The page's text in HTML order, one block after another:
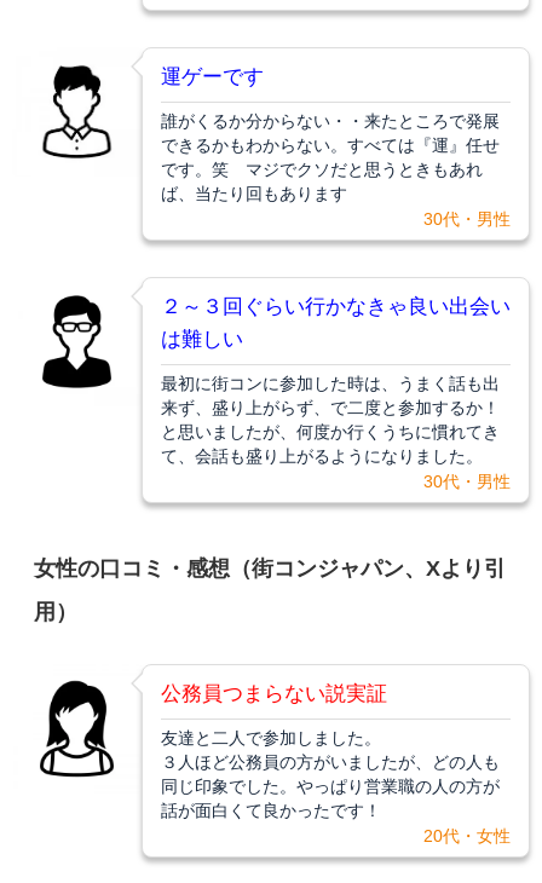
運ゲーです
誰がくるか分からない・・来たところで発展
できるかもわからない。すべては『運』任せ
です。笑 マジでクソだと思うときもあれ
ば、当たり回もあります
30代・男性
２～３回ぐらい行かなきゃ良い出会い
は難しい
最初に街コンに参加した時は、うまく話も出
来ず、盛り上がらず、で二度と参加するか！
と思いましたが、何度か行くうちに慣れてき
て、会話も盛り上がるようになりました。
30代・男性
女性の口コミ・感想（街コンジャパン、Xより引
用）
公務員つまらない説実証
友達と二人で参加しました。
３人ほど公務員の方がいましたが、どの人も
同じ印象でした。やっぱり営業職の人の方が
話が面白くて良かったです！
20代・女性